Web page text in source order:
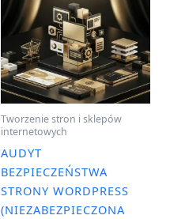
Tworzenie stron i sklepów
internetowych
AUDYT
BEZPIECZEŃSTWA
STRONY WORDPRESS
(NIEZABEZPIECZONA